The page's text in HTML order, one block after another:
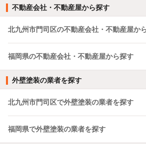
不動産会社・不動産屋から探す
北九州市門司区の不動産会社・不動産屋か
福岡県の不動産会社・不動産屋から探す
外壁塗装の業者を探す
北九州市門司区で外壁塗装の業者を探す
福岡県で外壁塗装の業者を探す